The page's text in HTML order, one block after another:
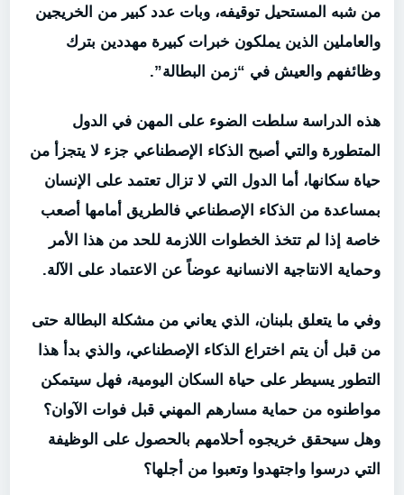
من شبه المستحيل توقيفه، وبات عدد كبير من الخريجين
والعاملين الذين يملكون خبرات كبيرة مهددين بترك
وظائفهم والعيش في “زمن البطالة”.
هذه الدراسة سلطت الضوء على المهن في الدول
المتطورة والتي أصبح الذكاء الإصطناعي جزء لا يتجزأ من
حياة سكانها، أما الدول التي لا تزال تعتمد على الإنسان
بمساعدة من الذكاء الإصطناعي فالطريق أمامها أصعب
خاصة إذا لم تتخذ الخطوات اللازمة للحد من هذا الأمر
وحماية الانتاجية الانسانية عوضاً عن الاعتماد على الآلة.
وفي ما يتعلق بلبنان، الذي يعاني من مشكلة البطالة حتى
من قبل أن يتم اختراع الذكاء الإصطناعي، والذي بدأ هذا
التطور يسيطر على حياة السكان اليومية، فهل سيتمكن
مواطنوه من حماية مسارهم المهني قبل فوات الآوان؟
وهل سيحقق خريجوه أحلامهم بالحصول على الوظيفة
التي درسوا واجتهدوا وتعبوا من أجلها؟